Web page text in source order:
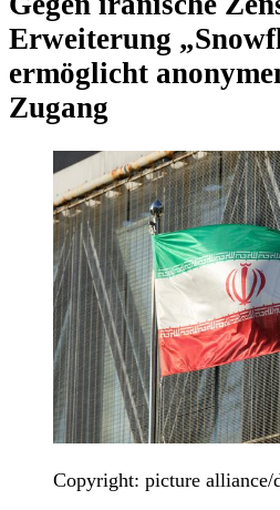
Erweiterung
ermöglicht
Zugang
Copyright: picture alliance/